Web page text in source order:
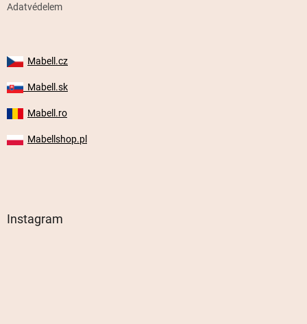
Adatvédelem
Mabell.cz
Mabell.sk
Mabell.ro
Mabellshop.pl
Instagram